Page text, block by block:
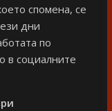
спомена, се
дни
по
в социалните